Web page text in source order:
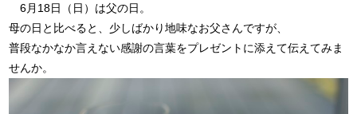
6月18日（日）は父の日。
母の日と比べると、少しばかり地味なお父さんですが、
普段なかなか言えない感謝の言葉をプレゼントに添えて伝えてみま
せんか。